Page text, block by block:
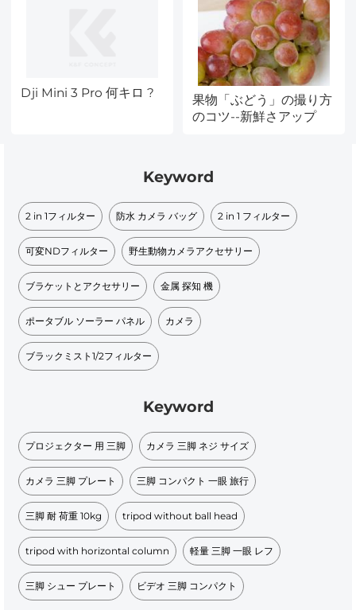
Dji Mini 3 Pro 何キロ ?
果物「ぶどう」の撮り方
のコツ--新鮮さアップ
Keyword
2 in 1フィルター 防水 カメラ バッグ 2 in 1 フィルター
可変NDフィルター 野生動物カメラアクセサリー
ブラケットとアクセサリー 金属 探知 機​
ポータブル ソーラー パネル​ カメラ
ブラックミスト1/2フィルター
Keyword
プロジェクター 用 三脚 カメラ 三脚 ネジ サイズ
カメラ 三脚 プレート 三脚 コンパクト 一眼 旅行
三脚 耐 荷重 10kg tripod without ball head
tripod with horizontal column 軽量 三脚 一眼 レフ
三脚 シュー プレート ビデオ 三脚 コンパクト